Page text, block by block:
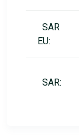
SAR
EU:
SAR: